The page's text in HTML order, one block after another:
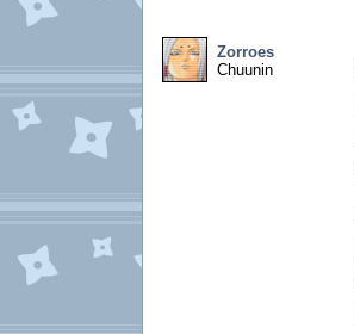
Zorroes
Chuunin